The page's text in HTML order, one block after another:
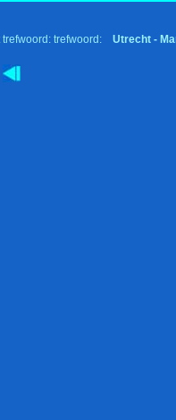
trefwoord: Utrecht -